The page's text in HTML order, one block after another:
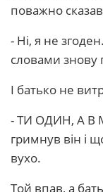
поважно
- Ні, я не
словами знову
І батько не
- ТИ ОДИН, А В
гримнув він і
вухо.
Той впав, а